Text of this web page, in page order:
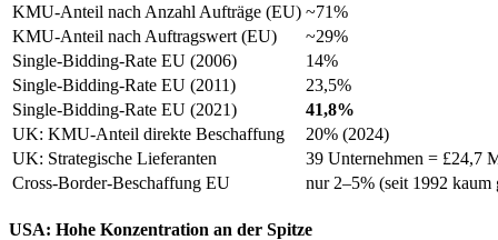
KMU-Anteil nach Anzahl Aufträge (EU) ~71%
KMU-Anteil nach Auftragswert (EU)
~29%
Single-Bidding-Rate EU (2006)
14%
Single-Bidding-Rate EU (2011)
23,5%
Single-Bidding-Rate EU (2021)
41,8%
UK: KMU-Anteil direkte Beschaffung
20% (2024)
UK: Strategische Lieferanten
39 Unternehmen = £24,7
Cross-Border-Beschaffung EU
nur 2–5% (seit 1992 kaum
USA: Hohe Konzentration an der Spitze